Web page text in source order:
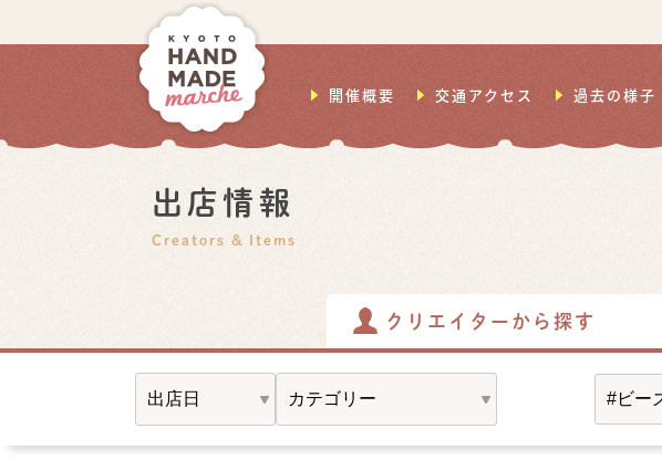
開催概要 交通アクセス 過去の様子
出店情報
Creators & Items
クリエイターから探す